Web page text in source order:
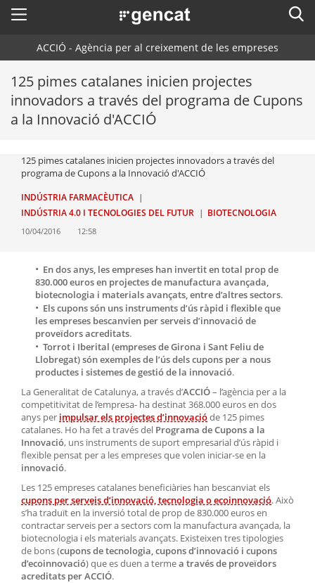
. Obre en una nova finestra.
Menú
Cercador
Serveis d'internacionalització Serveis d'innovació
Convocatòries d'ajuts obertes
ACCIÓ - Agència per al creixement de les empreses
ACCIÓ - Agència per al creixement de les empreses
Inici
Ajuts i serveis
Sectors
Activitats
ACCIÓ
Contacte. Obre en una nova finestra.
ca
125 pimes catalanes inicien projectes
innovadors a través del programa de Cupons
a la Innovació d'ACCIÓ
125 pimes catalanes inicien projectes innovadors a través del
programa de Cupons a la Innovació d'ACCIÓ
INDÚSTRIA FARMACÈUTICA
INDÚSTRIA 4.0 I TECNOLOGIES DEL FUTUR
BIOTECNOLOGIA
10/04/2016 12:58
En dos anys, les empreses han invertit en total prop de
830.000 euros en projectes de manufactura avançada,
biotecnologia i materials avançats, entre d’altres sectors.
Els cupons són uns instruments d’ús ràpid i flexible que
les empreses bescanvien per serveis d’innovació de
proveïdors acreditats.
Torrot i Iberital (empreses de Girona i Sant Feliu de
Llobregat) són exemples de l’ús dels cupons per a nous
productes i sistemes de gestió de la innovació.
La Generalitat de Catalunya, a través d’ACCIÓ– l’agència per a la
competitivitat de l’empresa- ha destinat 368.000 euros en dos
anys per impulsar els projectes d’innovacióde 125 pimes
catalanes. Ho ha fet a través del Programa de Cupons a la
Innovació, uns instruments de suport empresarial d’ús ràpid i
flexible pensat per a les empreses que volen iniciar-se en la
innovació.
Les 125 empreses catalanes beneficiàries han bescanviat els
cupons per serveis d’innovació, tecnologia o ecoinnovació. Això
s’ha traduït en la inversió total de prop de 830.000 euros en
contractar serveis per a sectors com la manufactura avançada, la
biotecnologia i els materials avançats. Existeixen tres tipologies
de bons (cupons de tecnologia, cupons d’innovació i cupons
d’ecoinnovació) que es duen a termea través de proveïdors
acreditats per ACCIÓ.